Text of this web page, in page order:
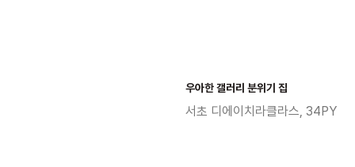
우아한 갤러리 분위기 집
서초 디에이치라클라스, 34PY